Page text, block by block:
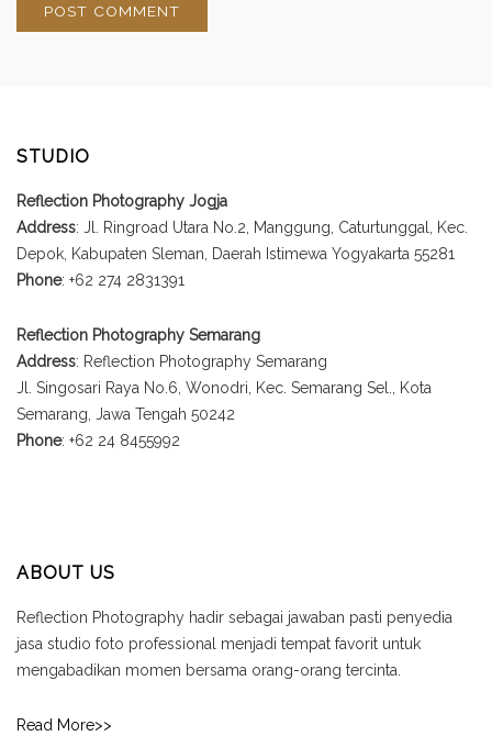
STUDIO
Reflection Photography Jogja
Address: Jl. Ringroad Utara No.2, Manggung, Caturtunggal, Kec.
Depok, Kabupaten Sleman, Daerah Istimewa Yogyakarta 55281
Phone: +62 274 2831391
Reflection Photography Semarang
Address: Reflection Photography Semarang
Jl. Singosari Raya No.6, Wonodri, Kec. Semarang Sel., Kota
Semarang, Jawa Tengah 50242
Phone: +62 24 8455992
ABOUT US
Reflection Photography hadir sebagai jawaban pasti penyedia
jasa studio foto professional menjadi tempat favorit untuk
mengabadikan momen bersama orang-orang tercinta.
Read More>>